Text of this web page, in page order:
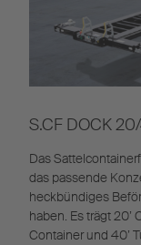
S.CF DOCK
Das
das passende
heckbündiges
haben. Es trägt 20’
Container und 40’